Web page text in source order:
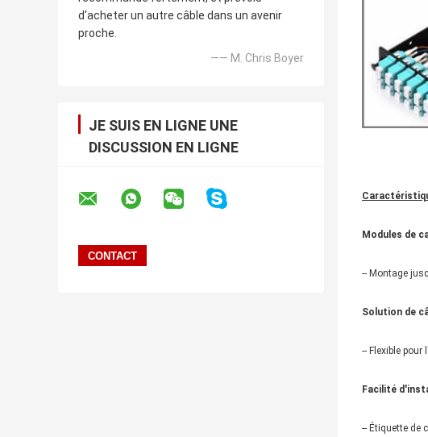
d'acheter un autre câble dans un avenir
proche.
—— M. Chris Boyer
JE SUIS EN LIGNE UNE
DISCUSSION EN LIGNE
Modules de
-- Montage
Solution de
-- Flexible
Facilité
-- Étiquette de